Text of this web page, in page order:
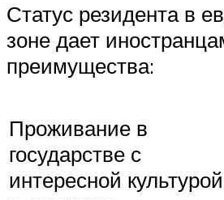
Статус резидента в
зоне дает
преимущества:
Проживание в
государстве с
интересной культурой